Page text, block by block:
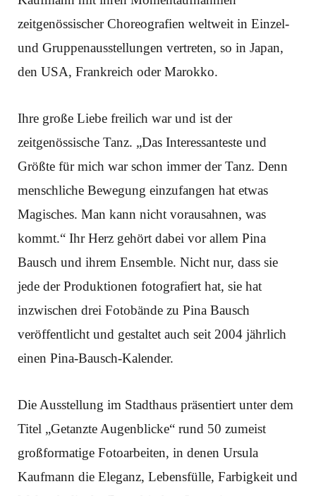
zeitgenössischer Choreografien weltweit in Einzel-
und Gruppenausstellungen vertreten, so in Japan,
den USA, Frankreich oder Marokko.
Ihre große Liebe freilich war und ist der
zeitgenössische Tanz. „Das Interessanteste und
Größte für mich war schon immer der Tanz. Denn
menschliche Bewegung einzufangen hat etwas
Magisches. Man kann nicht vorausahnen, was
kommt.“ Ihr Herz gehört dabei vor allem Pina
Bausch und ihrem Ensemble. Nicht nur, dass sie
jede der Produktionen fotografiert hat, sie hat
inzwischen drei Fotobände zu Pina Bausch
veröffentlicht und gestaltet auch seit 2004 jährlich
einen Pina-Bausch-Kalender.
Die Ausstellung im Stadthaus präsentiert unter dem
Titel „Getanzte Augenblicke“ rund 50 zumeist
großformatige Fotoarbeiten, in denen Ursula
Kaufmann die Eleganz, Lebensfülle, Farbigkeit und